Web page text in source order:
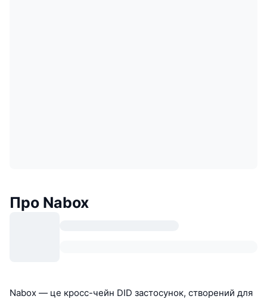
Про Nabox
Nabox — це кросс-чейн DID застосунок, створений для